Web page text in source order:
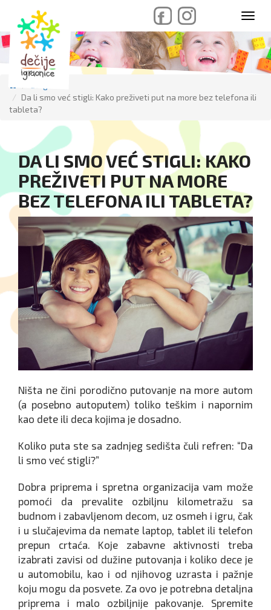
content
Da li smo već stigli: Kako preživeti put na more bez telefona ili
tableta?
DA LI SMO VEĆ STIGLI: KAKO
PREŽIVETI PUT NA MORE
BEZ TELEFONA ILI TABLETA?
Ništa ne čini porodično putovanje na more autom
(a posebno autoputem) toliko teškim i napornim
kao dete ili deca kojima je dosadno.
Koliko puta ste sa zadnjeg sedišta čuli refren: “Da
li smo već stigli?”
Dobra priprema i spretna organizacija vam može
pomoći da prevalite ozbiljnu kilometražu sa
budnom i zabavljenom decom, uz osmeh i igru, čak
i u slučajevima da nemate laptop, tablet ili telefon
prepun crtaća. Koje zabavne aktivnosti treba
izabrati zavisi od dužine putovanja i koliko dece je
u automobilu, kao i od njihovog uzrasta i pažnje
koju mogu da posvete. Za ovo je potrebna detaljna
priprema i malo ozbiljnije pakovanje. Spremite